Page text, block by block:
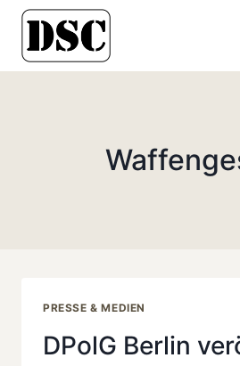
Zum
springen
PRESSE & MEDIEN
DPolG Berlin